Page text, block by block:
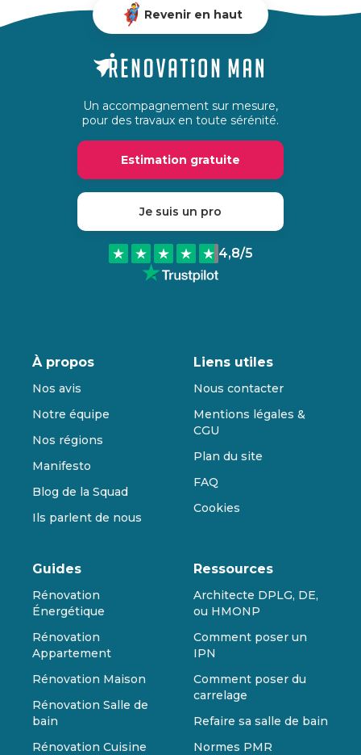
Revenir en haut
Un accompagnement sur mesure,
pour des travaux en toute sérénité.
Estimation gratuite
Je suis un pro
4,8/5
À propos
Nos avis
Notre équipe
Nos régions
Manifesto
Blog de la Squad
Ils parlent de nous
Liens utiles
Nous contacter
Mentions légales &
CGU
Plan du site
FAQ
Cookies
Guides
Rénovation
Énergétique
Rénovation
Appartement
Rénovation Maison
Rénovation Salle de
bain
Rénovation Cuisine
Ressources
Architecte DPLG, DE,
ou HMONP
Comment poser un
IPN
Comment poser du
carrelage
Refaire sa salle de bain
Normes PMR